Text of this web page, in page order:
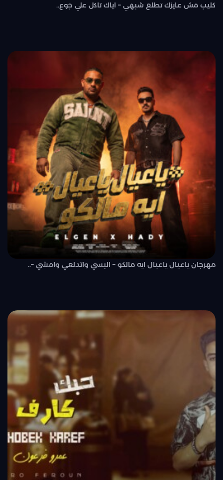
كليب مش عايزك تطلع شبهي – اياك تاكل علي جوع..
مهرجان ياعيال ياعيال ايه مالكو – البسي واتدلعي وامشي –..